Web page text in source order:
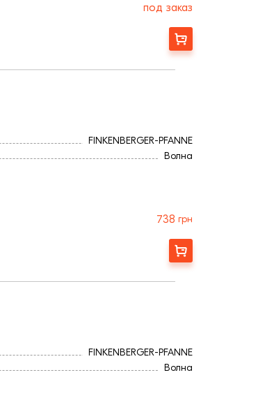
под заказ
Заказать
FINKENBERGER-PFANNE
Волна
738 грн
Заказать
FINKENBERGER-PFANNE
Волна